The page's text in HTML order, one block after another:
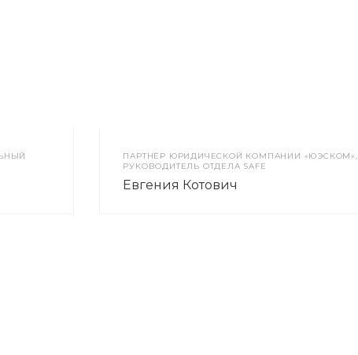
ПАРТНЁР ЮРИДИЧЕСКОЙ КОМПАНИИ «ЮЭСКОМ»,
РУКОВОДИТЕЛЬ ОТДЕЛА SAFE
Евгения Котович